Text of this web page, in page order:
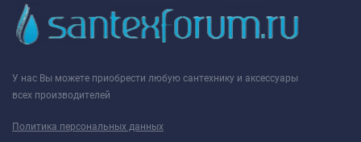
У нас Вы можете приобрести любую сантехнику и аксессуары
всех производителей
Политика персональных данных